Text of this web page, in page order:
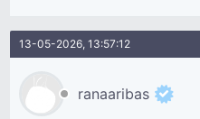
13-05-2026, 13:57:12
ranaaribas